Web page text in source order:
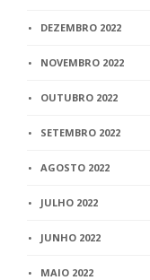
DEZEMBRO 2022
NOVEMBRO 2022
OUTUBRO 2022
SETEMBRO 2022
AGOSTO 2022
JULHO 2022
JUNHO 2022
MAIO 2022